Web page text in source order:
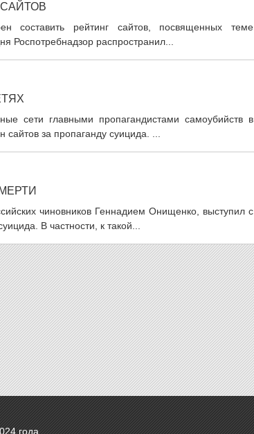
составить рейтинг сайтов, посвященных теме
Роспотребнадзор распространил...
сети главными пропагандистами самоубийств в
за пропаганду суицида. ...
чиновников Геннадием Онищенко, выступил с
В частности, к такой...
года.